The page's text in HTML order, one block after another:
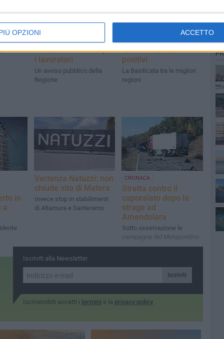
OPZIONI ACCETTO
Vertenza Callmat:
varata una misura per
i lavoratori
Un avviso pubblico della
Regione
Occupazione
femminile, dati
positivi
La Basilicata tra le migliori
regioni
in
a
Vertenza Natuzzi: non
chiude sito di Matera
Invece stop in stabilimenti
di Altamura e Santeramo
CRONACA
Stretta contro il
caporalato dopo la
strage ad
Amendolara
Sotto osservazione le
campagna del Metapontino
Iscriviti alla Newsletter
Iscriviti
Iscrivendoti accetti i termini e la privacy policy